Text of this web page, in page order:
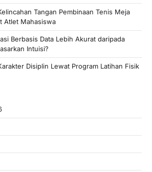
Tangan Pembinaan Tenis Meja
Atlet Mahasiswa
Berbasis Data Lebih Akurat daripada
Intuisi?
Disiplin Lewat Program Latihan Fisik